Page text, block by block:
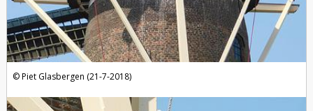
Piet Glasbergen (21-7-2018)